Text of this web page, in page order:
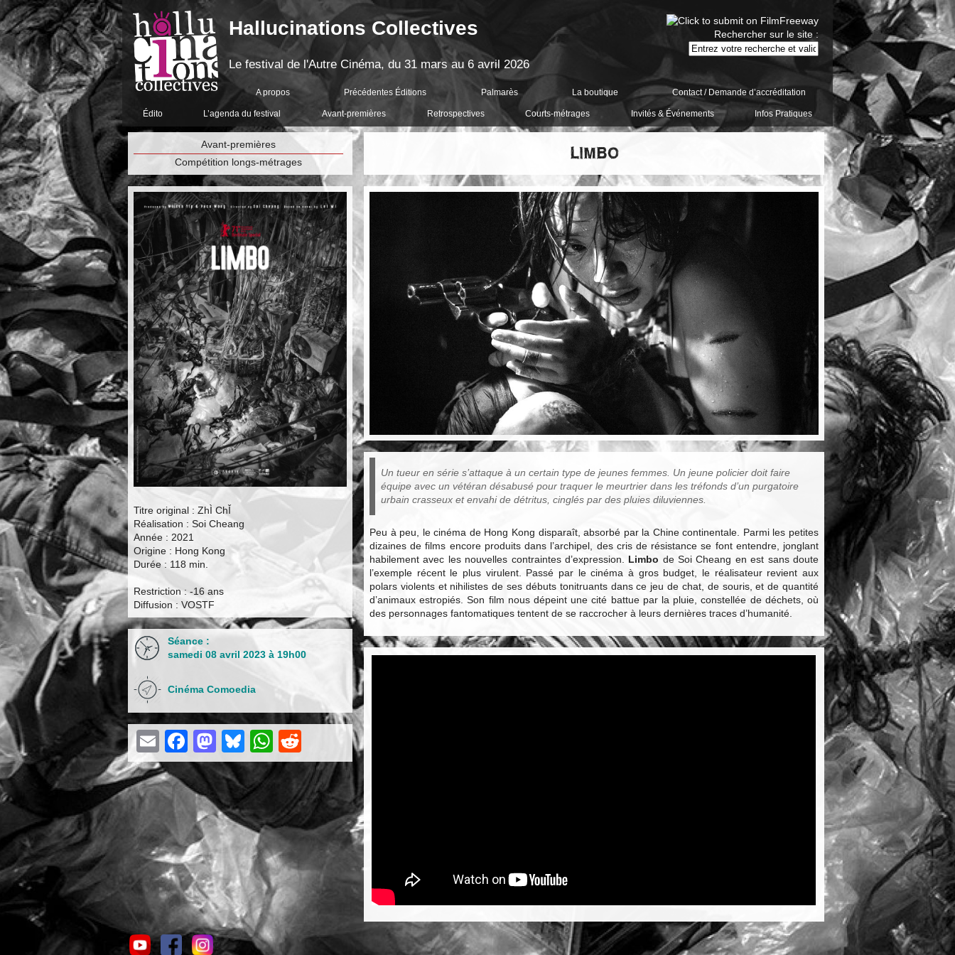
Rechercher sur le site :
Hallucinations Collectives
Le festival de l'Autre Cinéma, du 31 mars au 6 avril 2026
A propos Précédentes Éditions Palmarès La boutique Contact / Demande d’accréditation
Édito L’agenda du festival Avant-premières Retrospectives Courts-métrages Invités & Événements Infos Pratiques
Avant-premières
Compétition longs-métrages
Titre original : ZhÌ ChǏ
Réalisation : Soi Cheang
Année : 2021
Origine : Hong Kong
Durée : 118 min.
Restriction : -16 ans
Diffusion : VOSTF
Séance :
samedi 08 avril 2023 à 19h00
Cinéma Comoedia
EmailFacebook
Mastodon
BlueskyWhatsApp
Reddit
LIMBO
Un tueur en série s’attaque à un certain type de jeunes femmes. Un jeune policier doit faire
équipe avec un vétéran désabusé pour traquer le meurtrier dans les tréfonds d’un purgatoire
urbain crasseux et envahi de détritus, cinglés par des pluies diluviennes.
Peu à peu, le cinéma de Hong Kong disparaît, absorbé par la Chine continentale. Parmi les petites
dizaines de films encore produits dans l’archipel, des cris de résistance se font entendre, jonglant
habilement avec les nouvelles contraintes d’expression. Limbo de Soi Cheang en est sans doute
l’exemple récent le plus virulent. Passé par le cinéma à gros budget, le réalisateur revient aux
polars violents et nihilistes de ses débuts tonitruants dans ce jeu de chat, de souris, et de quantité
d’animaux estropiés. Son film nous dépeint une cité battue par la pluie, constellée de déchets, où
des personnages fantomatiques tentent de se raccrocher à leurs dernières traces d’humanité.